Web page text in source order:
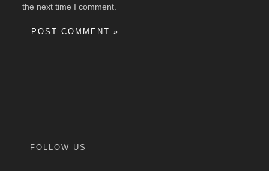
the next time I comment.
FOLLOW US